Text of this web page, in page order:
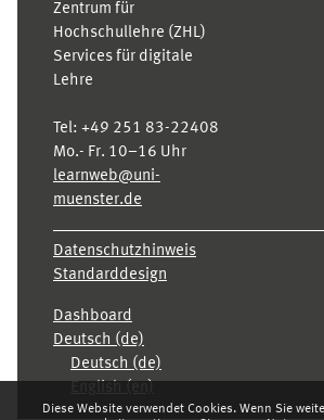
Diese Website verwendet Cookies. Wenn Sie
Zentrum für
Hochschullehre (ZHL)
Services für digitale
Lehre
Tel: +49 251 83-22408
Mo.- Fr. 10–16 Uhr
learnweb@uni-
muenster.de
Datenschutzhinweis
Standarddesign
Dashboard
Deutsch ‎(de)‎
Deutsch ‎(de)‎